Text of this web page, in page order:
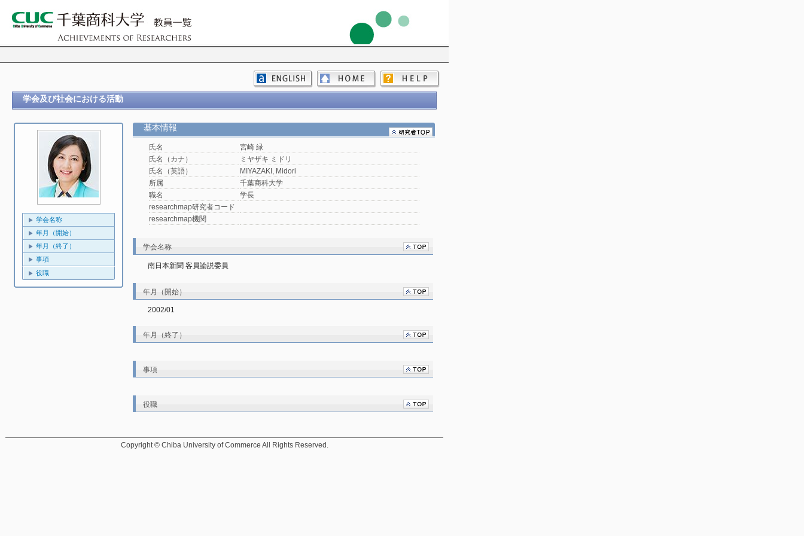
学会及び社会における活動
学会名称
年月（開始）
年月（終了）
事項
役職
基本情報
氏名
宮崎 緑
氏名（カナ）
ミヤザキ ミドリ
氏名（英語）
MIYAZAKI, Midori
所属
千葉商科大学
職名
学長
researchmap研究者コード
researchmap機関
学会名称
南日本新聞 客員論説委員
年月（開始）
2002/01
年月（終了）
事項
役職